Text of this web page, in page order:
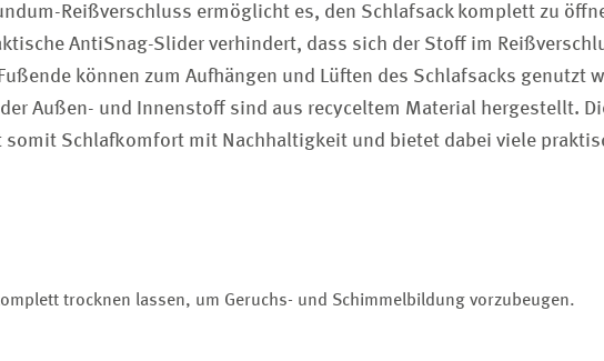
Reißverschluss ermöglicht es, den Schlafsack komplett zu
AntiSnag-Slider verhindert, dass sich der Stoff im
können zum Aufhängen und Lüften des Schlafsacks genutzt
Außen- und Innenstoff sind aus recyceltem Material hergestellt.
somit Schlafkomfort mit Nachhaltigkeit und bietet dabei viele
trocknen lassen, um Geruchs- und Schimmelbildung vorzubeugen.